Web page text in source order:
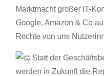
Marktmacht großer IT-
Google, Amazon & Co
Rechte von uns
Statt der
werden in Zukunft die